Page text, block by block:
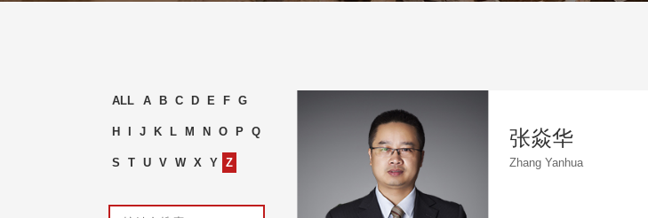
ALL A B C D E F G
H J K L M N O P Q
S T U V W X Y Z
张焱华
Zhang Yanhua